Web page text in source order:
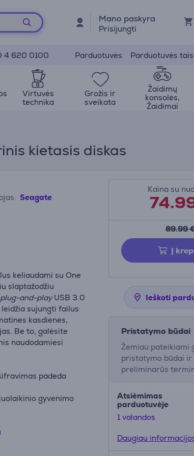
Mano paskyra
Prisijungti
4 620 0100 Parduotuvės Parduotuvės
Virtuvės
technika
Grožis ir
sveikata
Žaidimų
konsolės,
Žaidimai
kietasis diskas
Seagate
keliaudami su One
slaptažodžiu
plug-and-playUSB 3.0
sujungti failus
kasdienes,
Be to, galėsite
naudodamiesi
padeda
gyvenimo
kurti individualizuotas
Kaina su
89.99
Į
Ieškoti
Pristatymo būdai
Žemiau pateikiami
pristatymo būdai ir
preliminarūs
Atsiėmimas
parduotuvėje
1 valandos
Daugiau